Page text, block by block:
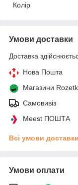
Колір
Умови доставки
Доставка
Нова Пошта
Магазини
Самовивіз
Meest ПОШТА
Всі умови доставки
Умови оплати